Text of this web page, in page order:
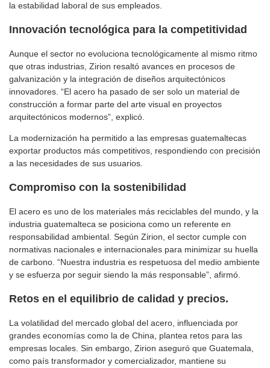
la estabilidad laboral de sus empleados.
Innovación tecnológica para la competitividad
Aunque el sector no evoluciona tecnológicamente al mismo ritmo
que otras industrias, Zirion resaltó avances en procesos de
galvanización y la integración de diseños arquitectónicos
innovadores. “El acero ha pasado de ser solo un material de
construcción a formar parte del arte visual en proyectos
arquitectónicos modernos”, explicó.
La modernización ha permitido a las empresas guatemaltecas
exportar productos más competitivos, respondiendo con precisión
a las necesidades de sus usuarios.
Compromiso con la sostenibilidad
El acero es uno de los materiales más reciclables del mundo, y la
industria guatemalteca se posiciona como un referente en
responsabilidad ambiental. Según Zirion, el sector cumple con
normativas nacionales e internacionales para minimizar su huella
de carbono. “Nuestra industria es respetuosa del medio ambiente
y se esfuerza por seguir siendo la más responsable”, afirmó.
Retos en el equilibrio de calidad y precios.
La volatilidad del mercado global del acero, influenciada por
grandes economías como la de China, plantea retos para las
empresas locales. Sin embargo, Zirion aseguró que Guatemala,
como país transformador y comercializador, mantiene su